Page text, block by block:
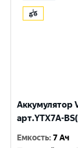
Аккумулятор
арт.YTX7A-
Емкость:7 Ач